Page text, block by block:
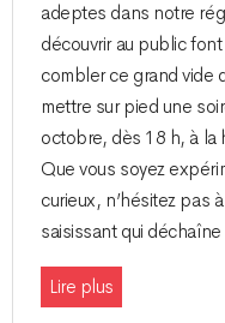
adeptes dans notre
découvrir au public
combler ce grand vide
mettre sur pied une
octobre, dès 18 h, à la
Que vous soyez
curieux, n’hésitez pas
saisissant qui
Lire plus